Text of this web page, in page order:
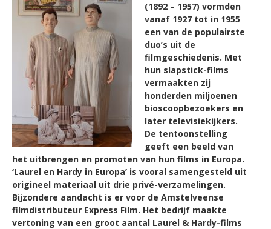
(1892 – 1957) vormden
vanaf 1927 tot in 1955
een van de populairste
duo’s uit de
filmgeschiedenis. Met
hun slapstick-films
vermaakten zij
honderden miljoenen
bioscoopbezoekers en
later televisiekijkers.
De tentoonstelling
geeft een beeld van
het uitbrengen en promoten van hun films in Europa.
‘Laurel en Hardy in Europa’ is vooral samengesteld uit
origineel materiaal uit drie privé-verzamelingen.
Bijzondere aandacht is er voor de Amstelveense
filmdistributeur Express Film. Het bedrijf maakte
vertoning van een groot aantal Laurel & Hardy-films